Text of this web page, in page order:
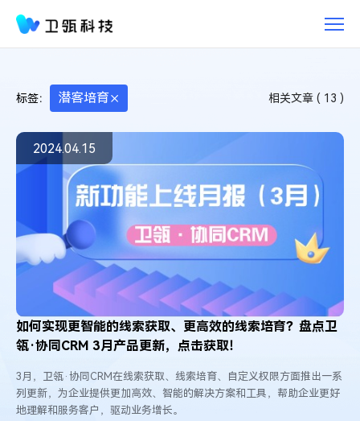
培
标签： 潜客培育 相关文章 ( 13 )
2024.04.15
如何实现更智能的线索获取、更高效的线索培育？盘点卫
瓴·协同CRM 3月产品更新，点击获取！
3月，卫瓴·协同CRM在线索获取、线索培育、自定义权限方面推出一系
列更新，为企业提供更加高效、智能的解决方案和工具，帮助企业更好
地理解和服务客户，驱动业务增长。